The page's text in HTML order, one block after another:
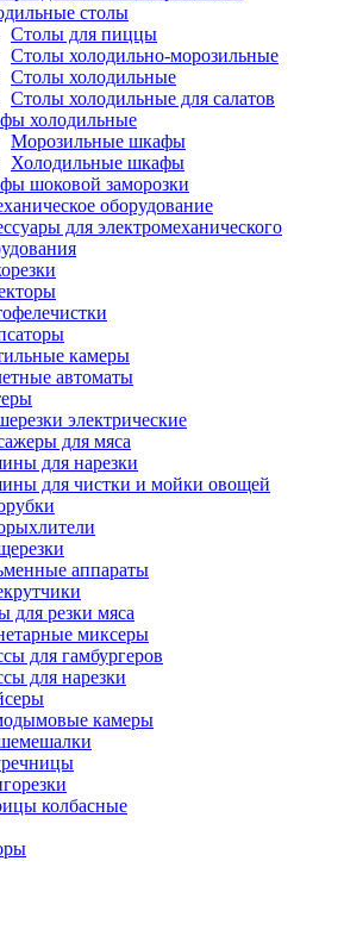
столы
Столы для пиццы
Столы холодильно-морозильные
Столы холодильные
Столы холодильные для салатов
холодильные
Mорозильные шкафы
Холодильные шкафы
шоковой заморозки
оборудование
для электромеханического
камеры
автоматы
электрические
для мяса
для нарезки
для чистки и мойки овощей
аппараты
для резки мяса
миксеры
для гамбургеров
для нарезки
камеры
колбасные